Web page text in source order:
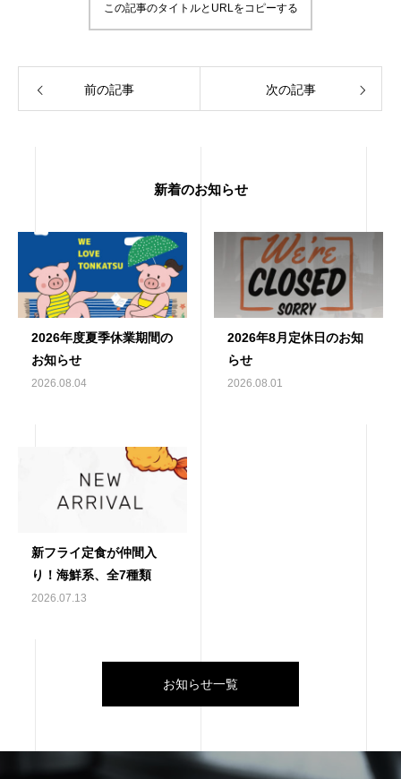
この記事のタイトルとURLをコピーする
前の記事 次の記事
新着のお知らせ
2026年度夏季休業期間の
お知らせ
2026.08.04
2026年8月定休日のお知
らせ
2026.08.01
新フライ定食が仲間入
り！海鮮系、全7種類
2026.07.13
お知らせ一覧